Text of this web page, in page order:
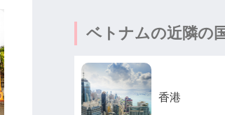
ベトナムの近隣の
香港